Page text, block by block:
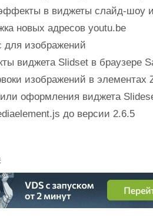
в виджеты слайд-шоу
новых адресов youtu.be
для изображений
виджета Slidset в браузере
изображений в элементах
оформления виджета
до версии 2.6.5
ЗЕРКАЛО №2